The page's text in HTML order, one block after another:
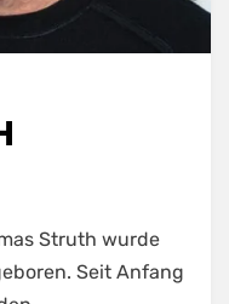
Struth wurde
Seit Anfang